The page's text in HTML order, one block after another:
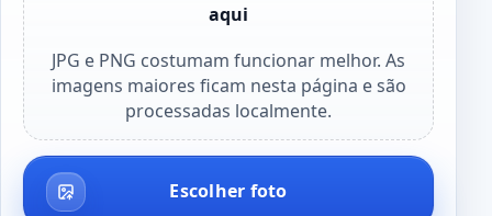
aqui
JPG e PNG costumam funcionar melhor. As
imagens maiores ficam nesta página e são
processadas localmente.
Escolher foto